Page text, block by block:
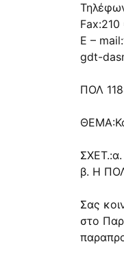
E – mail:
gdt-
ΠΟΛ
β. Η
Σας
στο